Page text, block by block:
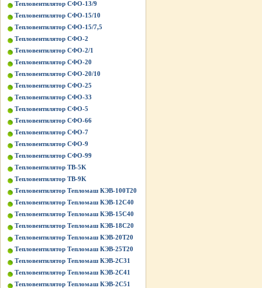
Тепловентилятор СФО-13/9
Тепловентилятор СФО-15/10
Тепловентилятор СФО-15/7,5
Тепловентилятор СФО-2
Тепловентилятор СФО-2/1
Тепловентилятор СФО-20
Тепловентилятор СФО-20/10
Тепловентилятор СФО-25
Тепловентилятор СФО-33
Тепловентилятор СФО-5
Тепловентилятор СФО-66
Тепловентилятор СФО-7
Тепловентилятор СФО-9
Тепловентилятор СФО-99
Тепловентилятор ТВ-5K
Тепловентилятор ТВ-9K
Тепловентилятор Тепломаш КЭВ-100Т20
Тепловентилятор Тепломаш КЭВ-12С40
Тепловентилятор Тепломаш КЭВ-15С40
Тепловентилятор Тепломаш КЭВ-18С20
Тепловентилятор Тепломаш КЭВ-20Т20
Тепловентилятор Тепломаш КЭВ-25Т20
Тепловентилятор Тепломаш КЭВ-2С31
Тепловентилятор Тепломаш КЭВ-2С41
Тепловентилятор Тепломаш КЭВ-2С51